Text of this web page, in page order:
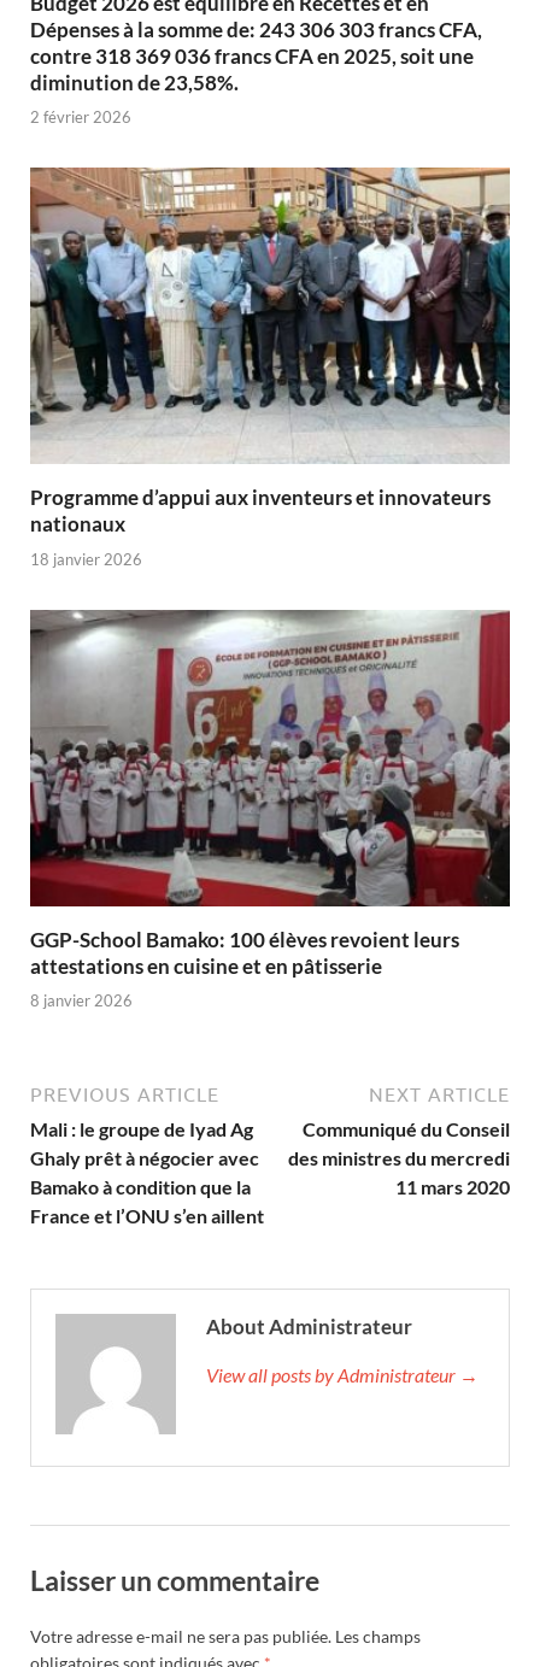
Dépenses à la somme de: 243 306 303 francs CFA,
contre 318 369 036 francs CFA en 2025, soit une
diminution de 23,58%.
2 février 2026
Programme d’appui aux inventeurs et innovateurs
nationaux
18 janvier 2026
GGP-School Bamako: 100 élèves revoient leurs
attestations en cuisine et en pâtisserie
8 janvier 2026
PREVIOUS ARTICLE
Mali : le groupe de Iyad Ag
Ghaly prêt à négocier avec
Bamako à condition que la
France et l’ONU s’en aillent
NEXT ARTICLE
Communiqué du Conseil
des ministres du mercredi
11 mars 2020
About Administrateur
View all posts by Administrateur →
Laisser un commentaire
Votre adresse e-mail ne sera pas publiée. Les champs
obligatoires sont indiqués avec *